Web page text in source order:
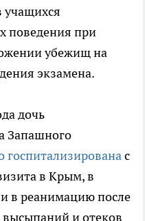
учащихся
поведения при
убежищ на
экзамена.
дочь
Запашного
госпитализированас
в Крым, в
в реанимацию после
высыпаний и отеков